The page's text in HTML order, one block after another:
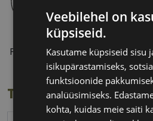
56 mm
Prilliläätse laius
(mm)
Ninavahe
(mm)
Toote info
Veebilehel on
küpsiseid.
Kasutame küpsiseid sisu
isikupärastamiseks,
funktsioonide
analüüsimiseks.
kohta, kuidas meie saiti